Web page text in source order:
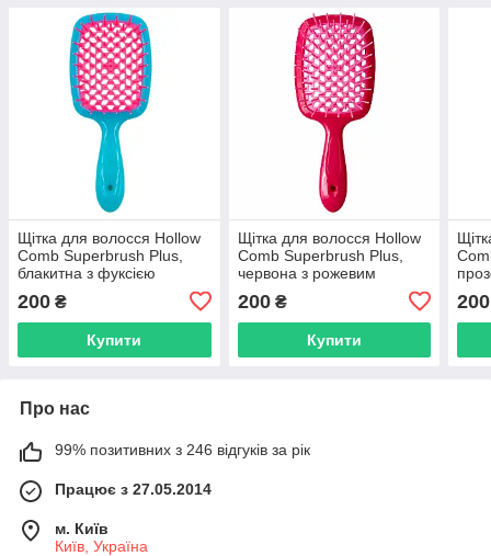
Щітка для волосся Hollow
Comb Superbrush Plus,
блакитна з фуксією
200 ₴
Купити
Щітка для волосся Hollow
Comb Superbrush Plus,
червона з рожевим
200₴
Купити
200
Про нас
99% позитивних з 246 відгуків за рік
Працює з 27.05.2014
м. Київ
Київ, Україна